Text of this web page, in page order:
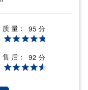
质 量： 95 分
售 后： 92 分